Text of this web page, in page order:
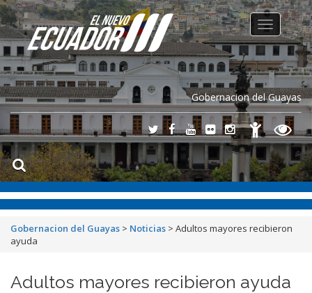
Gobernacion del Guayas
Toggle
navigation
Gobernacion del Guayas > Noticias > Adultos mayores recibieron
ayuda
Adultos mayores recibieron ayuda